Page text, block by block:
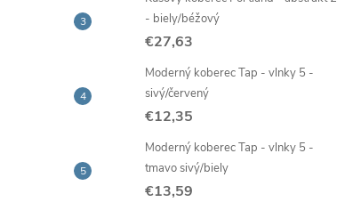
- biely/béžový
€27,63
Moderný koberec Tap - vlnky 5 -
sivý/červený
€12,35
Moderný koberec Tap - vlnky 5 -
tmavo sivý/biely
€13,59